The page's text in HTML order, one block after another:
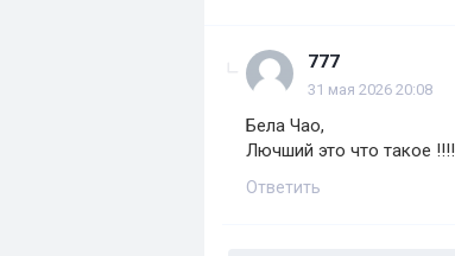
777
31 мая 2026 20:08
Бела Чао,
Лючший это что такое !!!!
Ответить